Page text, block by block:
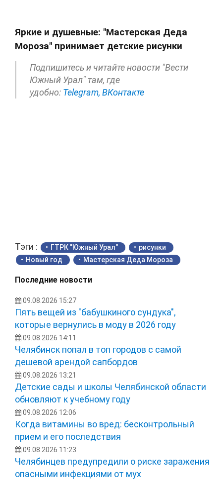
Яркие и душевные: "Мастерская Деда
Мороза" принимает детские рисунки
Подпишитесь и читайте новости "Вести
Южный Урал" там, где
удобно: Telegram, ВКонтакте
Тэги : ГТРК "Южный Урал"
рисунки
Новый год
Мастерская Деда Мороза
Последние новости
09.08.2026 15:27
Пять вещей из "бабушкиного сундука",
которые вернулись в моду в 2026 году
09.08.2026 14:11
Челябинск попал в топ городов с самой
дешевой арендой сапбордов
09.08.2026 13:21
Детские сады и школы Челябинской области
обновляют к учебному году
09.08.2026 12:06
Когда витамины во вред: бесконтрольный
прием и его последствия
09.08.2026 11:23
Челябинцев предупредили о риске заражения
опасными инфекциями от мух